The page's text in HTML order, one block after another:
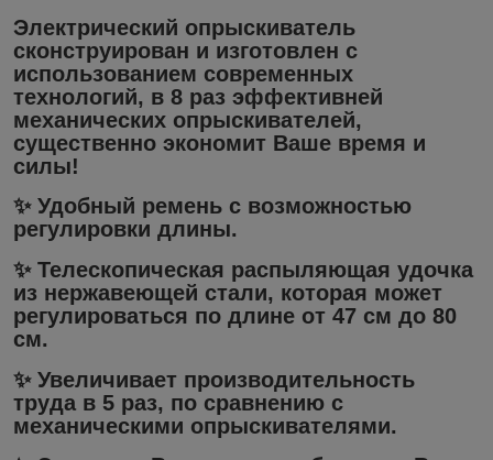
Электрический опрыскиватель
сконструирован и изготовлен с
использованием современных
технологий, в 8 раз эффективней
механических опрыскивателей,
существенно экономит Ваше время и
силы!
✨ Удобный ремень с возможностью
регулировки длины.
✨ Телескопическая распыляющая удочка
из нержавеющей стали, которая может
регулироваться по длине от 47 см до 80
см.
✨ Увеличивает производительность
труда в 5 раз, по сравнению с
механическими опрыскивателями.